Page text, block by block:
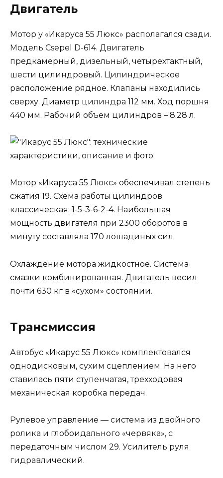
Двигатель
Мотор у «Икаруса 55 Люкс» располагался сзади.
Модель Csepel D-614. Двигатель
предкамерный, дизельный, четырехтактный,
шести цилиндровый. Цилиндрическое
расположение рядное. Клапаны находились
сверху. Диаметр цилиндра 112 мм. Ход поршня
440 мм. Рабочий объем цилиндров – 8.28 л.
Мотор «Икаруса 55 Люкс» обеспечивал степень
сжатия 19. Схема работы цилиндров
классическая: 1-5-3-6-2-4. Наибольшая
мощность двигателя при 2300 оборотов в
минуту составляла 170 лошадиных сил.
Охлаждение мотора жидкостное. Система
смазки комбинированная. Двигатель весил
почти 630 кг в «сухом» состоянии.
Трансмиссия
Автобус «Икарус 55 Люкс» комплектовался
однодисковым, сухим сцеплением. На него
ставилась пяти ступенчатая, трехходовая
механическая коробка передач.
Рулевое управление — система из двойного
ролика и глобоидального «червяка», с
передаточным числом 29. Усилитель руля
гидравлический.